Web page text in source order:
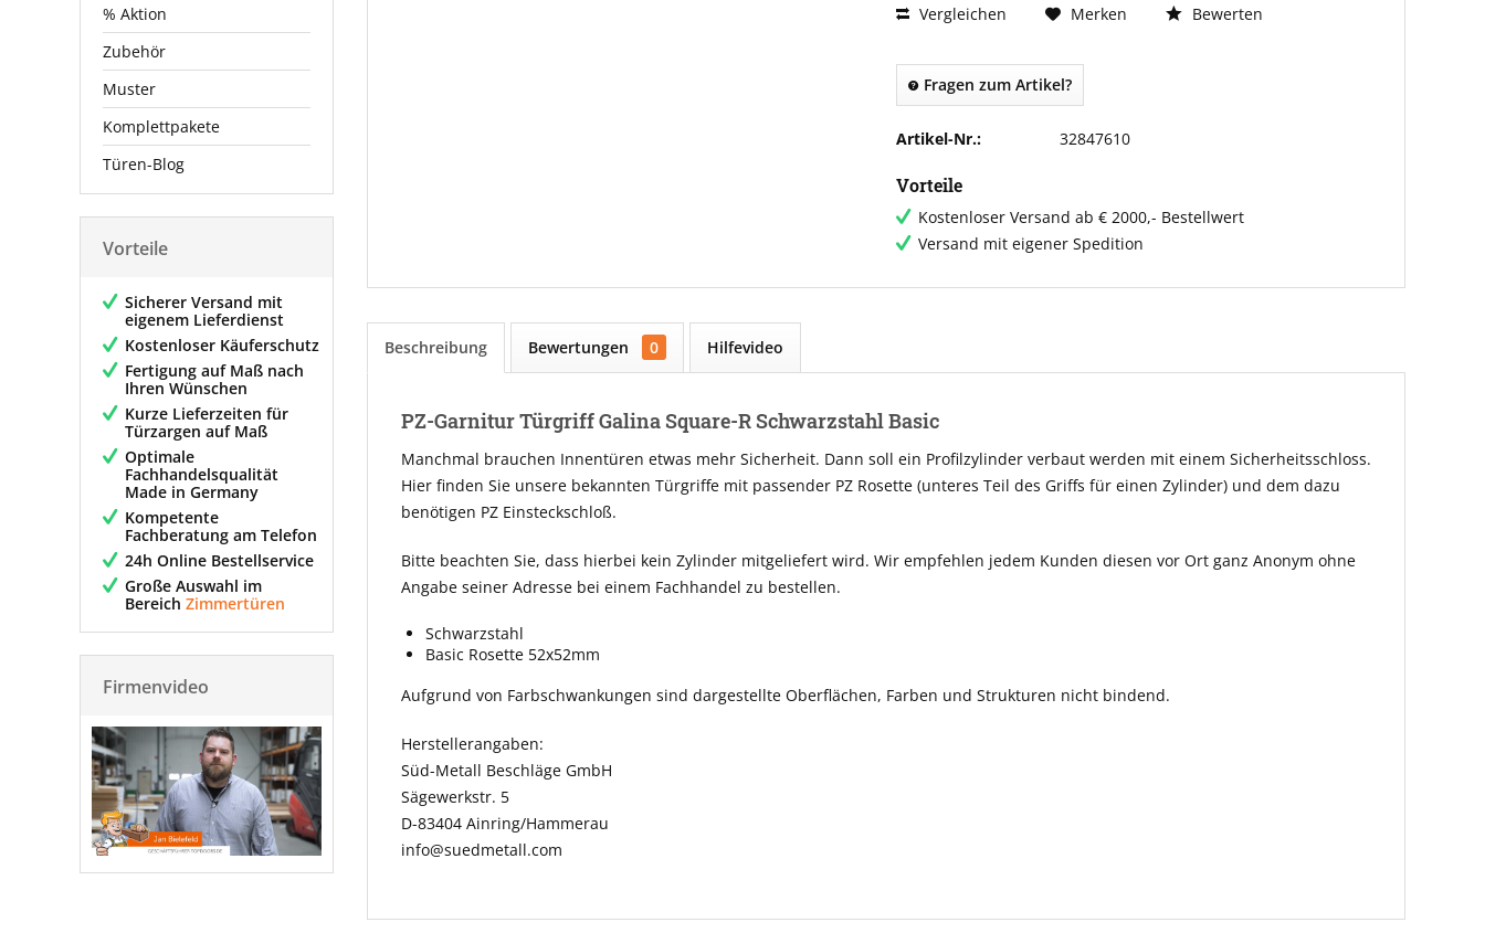
% Aktion
Zubehör
Muster
Komplettpakete
Türen-Blog
Vorteile
Sicherer Versand mit
eigenem Lieferdienst
Kostenloser Käuferschutz
Fertigung auf Maß nach
Ihren Wünschen
Kurze Lieferzeiten für
Türzargen auf Maß
Optimale
Fachhandelsqualität
Made in Germany
Kompetente
Fachberatung am Telefon
24h Online Bestellservice
Große Auswahl im
Bereich Zimmertüren
Firmenvideo
Vergleichen Merken Bewerten
Fragen zum Artikel?
Artikel-Nr.: 32847610
Vorteile
Kostenloser Versand ab € 2000,- Bestellwert
Versand mit eigener Spedition
Beschreibung Bewertungen 0 Hilfevideo
PZ-Garnitur Türgriff Galina Square-R Schwarzstahl Basic
Manchmal brauchen Innentüren etwas mehr Sicherheit. Dann soll ein Profilzylinder verbaut werden mit einem Sicherheitsschloss.
Hier finden Sie unsere bekannten Türgriffe mit passender PZ Rosette (unteres Teil des Griffs für einen Zylinder) und dem dazu
benötigen PZ Einsteckschloß.
Bitte beachten Sie, dass hierbei kein Zylinder mitgeliefert wird. Wir empfehlen jedem Kunden diesen vor Ort ganz Anonym ohne
Angabe seiner Adresse bei einem Fachhandel zu bestellen.
Schwarzstahl
Basic Rosette 52x52mm
Aufgrund von Farbschwankungen sind dargestellte Oberflächen, Farben und Strukturen nicht bindend.
Herstellerangaben:
Süd-Metall Beschläge GmbH
Sägewerkstr. 5
D-83404 Ainring/Hammerau
info@suedmetall.com